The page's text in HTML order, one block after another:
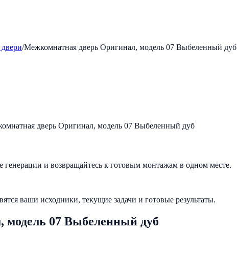
/Межкомнатная дверь Оригинал, модель 07 Выбеленный дуб
генерации и возвращайтесь к готовым монтажам в одном месте.
ваши исходники, текущие задачи и готовые результаты.
07 Выбеленный дуб